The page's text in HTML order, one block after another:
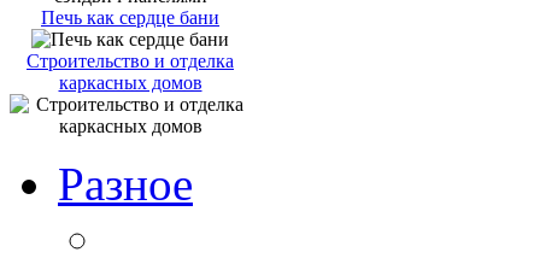
Печь как сердце бани
Строительство и отделка
каркасных домов
Разное